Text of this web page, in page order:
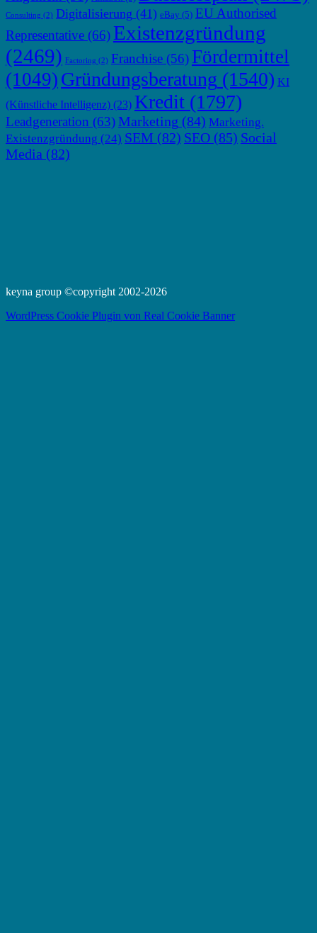
Consulting (2) Digitalisierung (41) eBay (5) EU Authorised
Representative (66) Existenzgründung
(2469) Factoring (2) Franchise (56) Fördermittel
(1049) Gründungsberatung (1540) KI
(Künstliche Intelligenz) (23) Kredit (1797)
Leadgeneration (63)Marketing (84) Marketing.
Existenzgründung (24) SEM (82) SEO (85) Social
Media (82)
keyna group ©copyright 2002-2026
WordPress Cookie Plugin von Real Cookie Banner